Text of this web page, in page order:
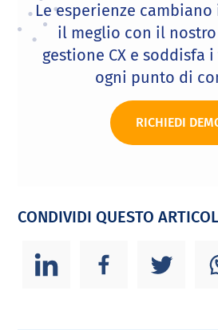
Le esperienze
il meglio con il
gestione CX e soddisfa
ogni punto di
RICHIEDI
CONDIVIDI QUESTO